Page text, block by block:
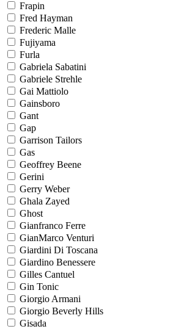
Frapin
Fred Hayman
Frederic Malle
Fujiyama
Furla
Gabriela Sabatini
Gabriele Strehle
Gai Mattiolo
Gainsboro
Gant
Gap
Garrison Tailors
Gas
Geoffrey Beene
Gerini
Gerry Weber
Ghala Zayed
Ghost
Gianfranco Ferre
GianMarco Venturi
Giardini Di Toscana
Giardino Benessere
Gilles Cantuel
Gin Tonic
Giorgio Armani
Giorgio Beverly Hills
Gisada